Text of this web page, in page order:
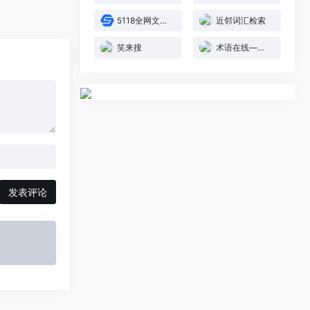
发表评论
5118全网文章搜索采集 近邻词汇检索
笑来搜 术语在线—权威的术语知识服务平台